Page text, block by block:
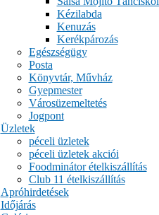
Kézilabda
Kenuzás
Kerékpározás
Egészségügy
Posta
Könyvtár, Művház
Gyepmester
Városüzemeltetés
Jogpont
Üzletek
péceli üzletek
péceli üzletek akciói
Foodminátor ételkiszállítás
Club 11 ételkiszállítás
Apróhirdetések
Időjárás